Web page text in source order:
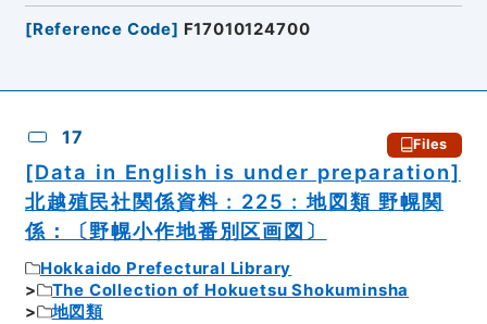
[Reference Code] F17010124700
17 Files
[Data in English is under preparation]
北越殖民社関係資料 : 225 : 地図類 野幌関
係：〔野幌小作地番別区画図〕
Hokkaido Prefectural Library
The Collection of Hokuetsu Shokuminsha
地図類